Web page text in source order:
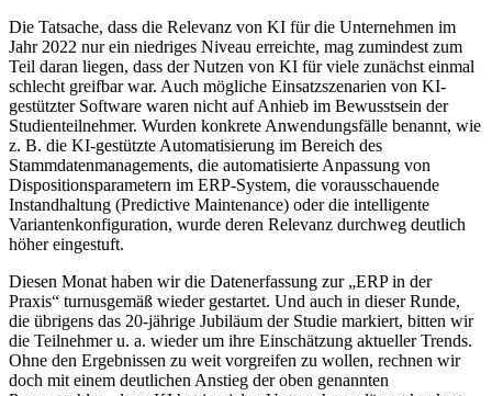
Die Tatsache, dass die Relevanz von KI für die Unternehmen im
Jahr 2022 nur ein niedriges Niveau erreichte, mag zumindest zum
Teil daran liegen, dass der Nutzen von KI für viele zunächst einmal
schlecht greifbar war. Auch mögliche Einsatzszenarien von KI-
gestützter Software waren nicht auf Anhieb im Bewusstsein der
Studienteilnehmer. Wurden konkrete Anwendungsfälle benannt, wie
z. B. die KI-gestützte Automatisierung im Bereich des
Stammdatenmanagements, die automatisierte Anpassung von
Dispositionsparametern im ERP-System, die vorausschauende
Instandhaltung (Predictive Maintenance) oder die intelligente
Variantenkonfiguration, wurde deren Relevanz durchweg deutlich
höher eingestuft.
Diesen Monat haben wir die Datenerfassung zur „ERP in der
Praxis“ turnusgemäß wieder gestartet. Und auch in dieser Runde,
die übrigens das 20-jährige Jubiläum der Studie markiert, bitten wir
die Teilnehmer u. a. wieder um ihre Einschätzung aktueller Trends.
Ohne den Ergebnissen zu weit vorgreifen zu wollen, rechnen wir
doch mit einem deutlichen Anstieg der oben genannten